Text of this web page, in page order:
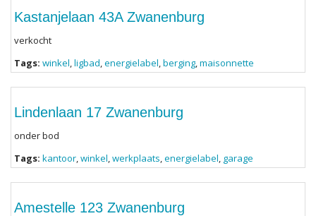
Kastanjelaan 43A Zwanenburg
verkocht
Tags: winkel,ligbad,energielabel,berging,maisonnette
Lindenlaan 17 Zwanenburg
onder bod
Tags: kantoor,winkel,werkplaats,energielabel, garage
Amestelle 123 Zwanenburg